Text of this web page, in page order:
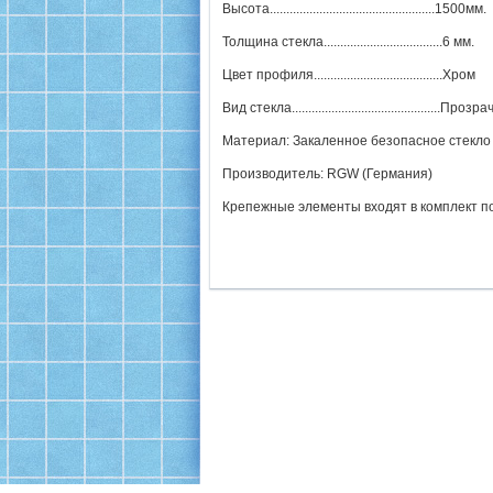
Высота..................................................1500мм.
Толщина стекла....................................6 мм.
Цвет профиля.......................................Хром
Вид
Материал: Закаленное безопасное стекло
Производитель: RGW (Германия)
Крепежные элементы входят в комплект